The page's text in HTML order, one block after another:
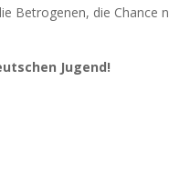
Betrogenen, die Chance
Jugend!